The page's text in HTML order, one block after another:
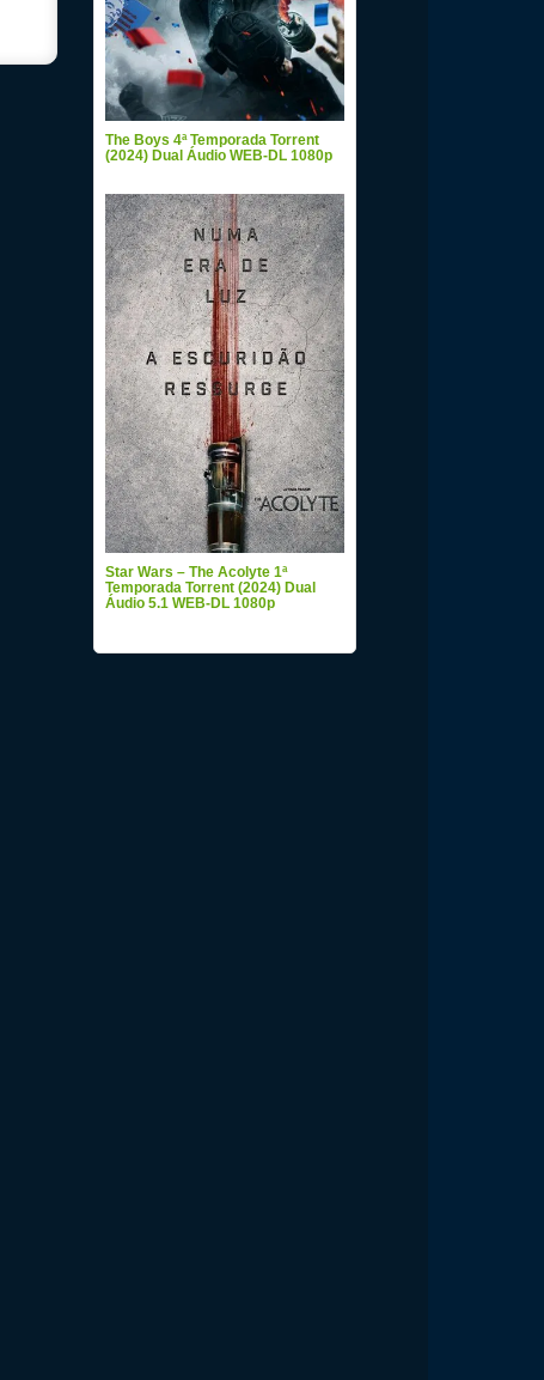
The Boys 4ª Temporada Torrent
(2024) Dual Áudio WEB-DL 1080p
Star Wars – The Acolyte 1ª
Temporada Torrent (2024) Dual
Áudio 5.1 WEB-DL 1080p